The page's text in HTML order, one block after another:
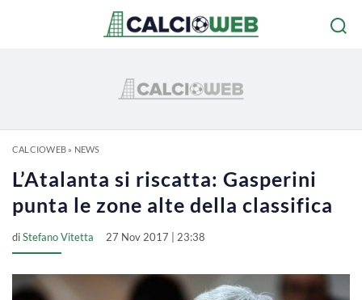
CALCIOWEB» NEWS
L’Atalanta si riscatta: Gasperini
punta le zone alte della classifica
diStefano Vitetta 27 Nov 2017 | 23:38